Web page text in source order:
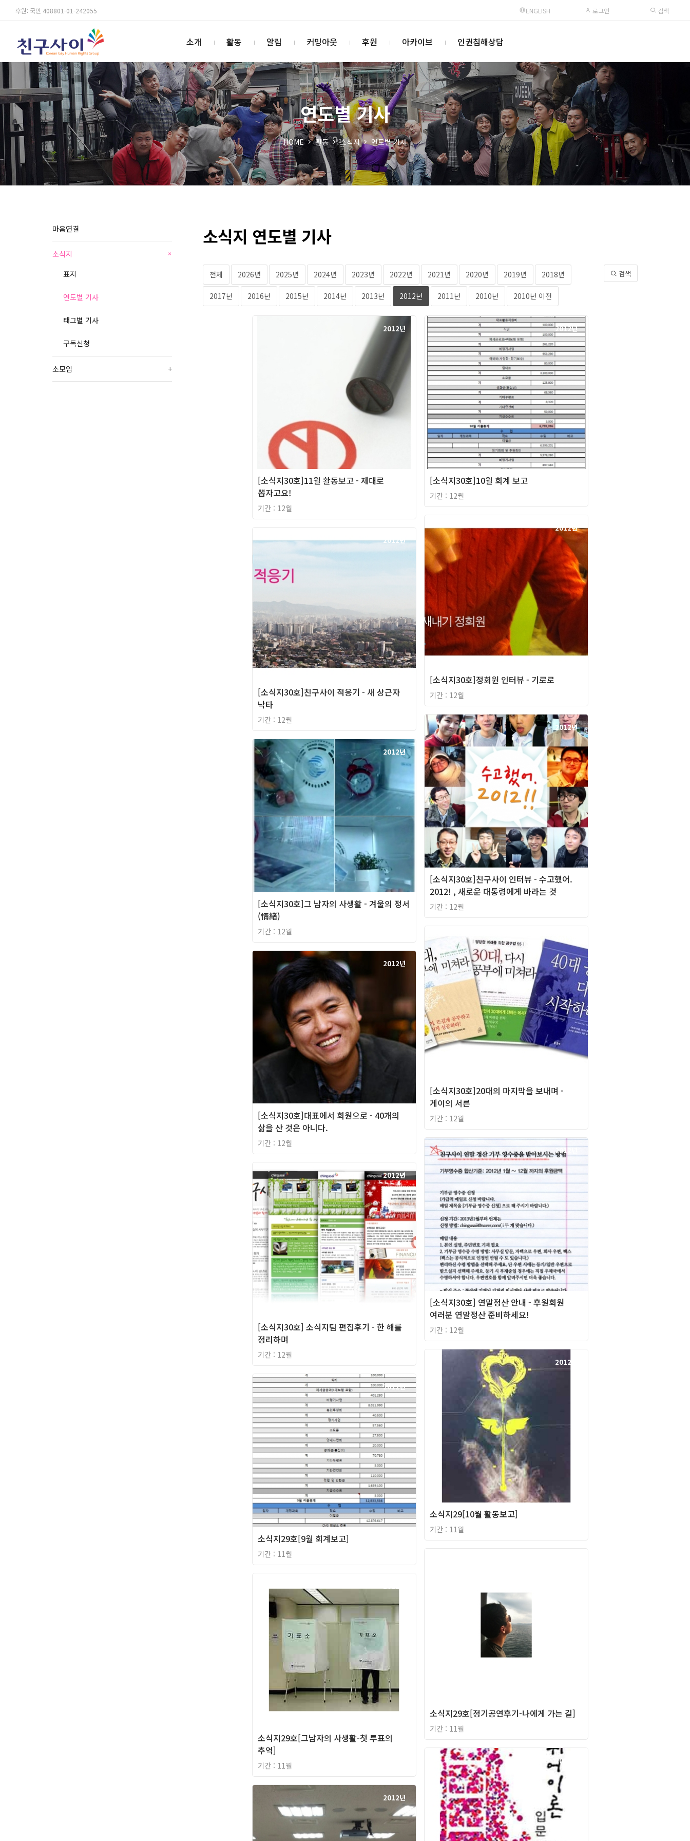
후원: 국민 408801-01-242055 ENGLISH 로그인 검색
소개 활동 알림 커밍아웃 후원 아카이브 인권침해상담
연도별 기사
HOME 활동 소식지 연도별 기사
마음연결
소식지 +
표지
연도별 기사
태그별 기사
구독신청
소모임 +
소식지 연도별 기사
전체 2026년 2025년 2024년 2023년 2022년 2021년 2020년 2019년 2018년
2017년 2016년 2015년 2014년 2013년 2012년 2011년 2010년 2010년 이전
검색
2012년
[소식지30호]11월 활동보고 - 제대로
뽑자고요!
기간 : 12월
2012년
[소식지30호]10월 회계 보고
기간 : 12월
2012년
[소식지30호]정회원 인터뷰 - 기로로
기간 : 12월
2012년
[소식지30호]친구사이 적응기 - 새 상근자
낙타
기간 : 12월
2012년
[소식지30호]친구사이 인터뷰 - 수고했어.
2012! , 새로운 대통령에게 바라는 것
기간 : 12월
2012년
[소식지30호]그 남자의 사생활 - 겨울의 정서
(情緖)
기간 : 12월
2012년
[소식지30호]20대의 마지막을 보내며 -
게이의 서른
기간 : 12월
2012년
[소식지30호]대표에서 회원으로 - 40개의
삶을 산 것은 아니다.
기간 : 12월
2012년
[소식지30호] 연말정산 안내 - 후원회원
여러분 연말정산 준비하세요!
기간 : 12월
2012년
[소식지30호] 소식지팀 편집후기 - 한 해를
정리하며
기간 : 12월
2012년
소식지29[10월 활동보고]
기간 : 11월
2012년
소식지29호[9월 회계보고]
기간 : 11월
소식지29호[정기공연후기-나에게 가는 길]
기간 : 11월
2012년
소식지29호[그남자의 사생활-첫 투표의
추억]
기간 : 11월 2012년
2012년